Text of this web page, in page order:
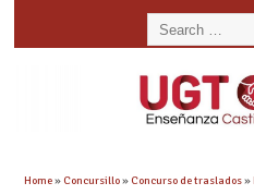
Home» Concursillo» Concurso de traslados»